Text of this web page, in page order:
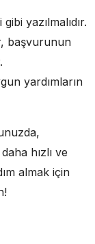
yazılmalıdır.
başvurunun
yardımların
hızlı ve
almak için